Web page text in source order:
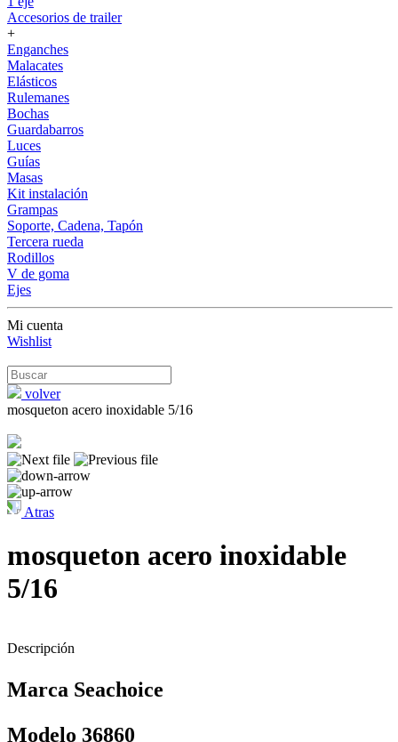
Accesorios de trailer
+
Enganches
Malacates
Elásticos
Rulemanes
Bochas
Guardabarros
Luces
Guías
Masas
Kit instalación
Grampas
Soporte, Cadena, Tapón
Tercera rueda
Rodillos
V de goma
Ejes
Mi cuenta
Wishlist
volver
mosqueton acero inoxidable 5/16
Atras
mosqueton acero inoxidable
5/16
Descripción
Marca Seachoice
Modelo 36860